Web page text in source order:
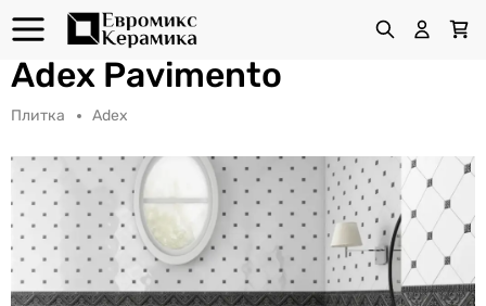
Adex Pavimento
Плитка Adex